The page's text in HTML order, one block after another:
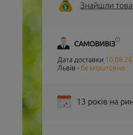
Знайшли
САМОВИВІЗ
Дата доставки 10.08.26
Львів - безкоштовно
13 років на